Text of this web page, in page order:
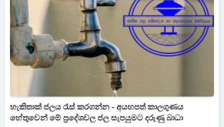
හැකිතාක් ජලය රැස් කරගන්න - අයහපත් කාලගුණය
හේතුවෙන් මේ ප්‍රදේශවල ජල සැපයුමට දරුණු බාධා